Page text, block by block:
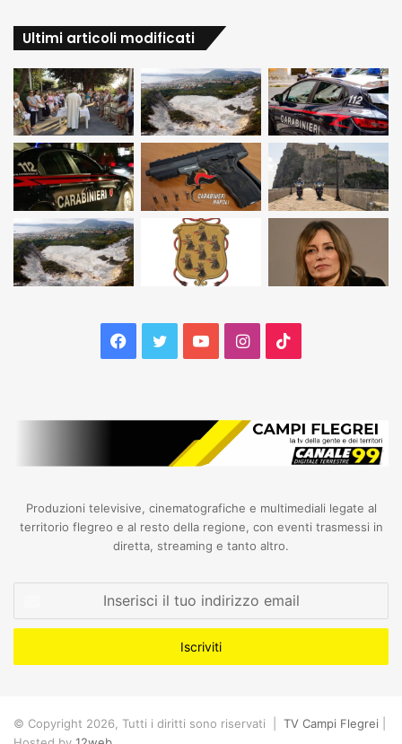
Ultimi articoli modificati
Facebook
TwitterYouTubeInstagram
Produzioni televisive, cinematografiche e multimediali legate al
territorio flegreo e al resto della regione, con eventi trasmessi in
diretta, streaming e tanto altro.
tuo
email
© Copyright 2026, Tutti i diritti sono riservati | TV Campi Flegrei